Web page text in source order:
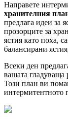
Направете
хранителния
предлага идеи за
прозорците за
ястия като поха,
балансирани
Всеки ден
вашата гладуваща
Този план ви
интермитентното